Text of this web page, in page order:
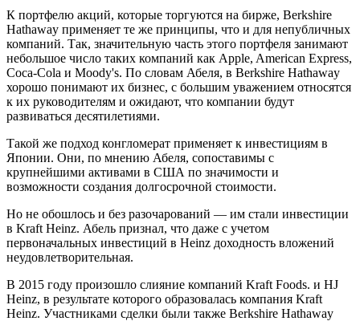
К портфелю акций, которые торгуются на бирже, Berkshire
Hathaway применяет те же принципы, что и для непубличных
компаний. Так, значительную часть этого портфеля занимают
небольшое число таких компаний как Apple, American Express,
Coca-Cola и Moody's. По словам Абеля, в Berkshire Hathaway
хорошо понимают их бизнес, с большим уважением относятся
к их руководителям и ожидают, что компании будут
развиваться десятилетиями.
Такой же подход конгломерат применяет к инвестициям в
Японии. Они, по мнению Абеля, сопоставимы с
крупнейшими активами в США по значимости и
возможности создания долгосрочной стоимости.
Но не обошлось и без разочарований — им стали инвестиции
в Kraft Heinz. Абель признал, что даже с учетом
первоначальных инвестиций в Heinz доходность вложений
неудовлетворительная.
В 2015 году произошло слияние компаний Kraft Foods. и HJ
Heinz, в результате которого образовалась компания Kraft
Heinz. Участниками сделки были также Berkshire Hathaway